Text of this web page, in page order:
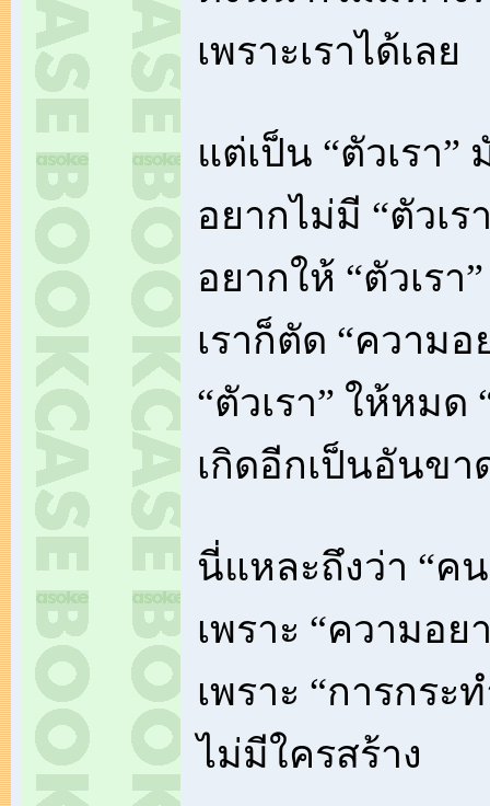
เพราะเราได้เลย
แต่เป็น “ตัวเรา”
อยากไม่มี “ตัวเร
อยากให้ “ตัวเรา
เราก็ตัด “ความ
“ตัวเรา” ให้หมด
เกิดอีกเป็นอันขา
นี่แหละถึงว่า “ค
เพราะ “ความอย
เพราะ “การกระ
ไม่มีใครสร้าง